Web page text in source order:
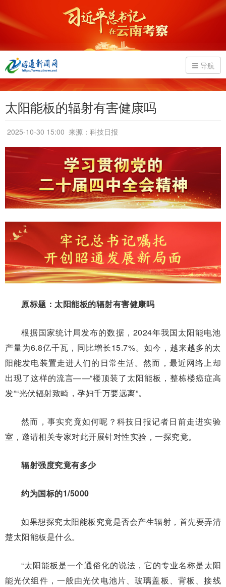
导航
太阳能板的辐射有害健康吗
2025-10-30 15:00 来源：科技日报
原标题：太阳能板的辐射有害健康吗
根据国家统计局发布的数据，2024年我国太阳能电池
产量为6.8亿千瓦，同比增长15.7%。如今，越来越多的太
阳能发电装置走进人们的日常生活。然而，最近网络上却
出现了这样的流言——“楼顶装了太阳能板，整栋楼癌症高
发”“光伏辐射致畸，孕妇千万要远离”。
然而，事实究竟如何呢？科技日报记者日前走进实验
室，邀请相关专家对此开展针对性实验，一探究竟。
辐射强度究竟有多少
约为国标的1/5000
如果想探究太阳能板究竟是否会产生辐射，首先要弄清
楚太阳能板是什么。
“太阳能板是一个通俗化的说法，它的专业名称是太阳
能光伏组件，一般由光伏电池片、玻璃盖板、背板、接线